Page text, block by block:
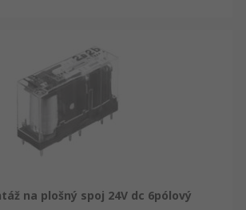
na plošný spoj 24V dc 6pólový